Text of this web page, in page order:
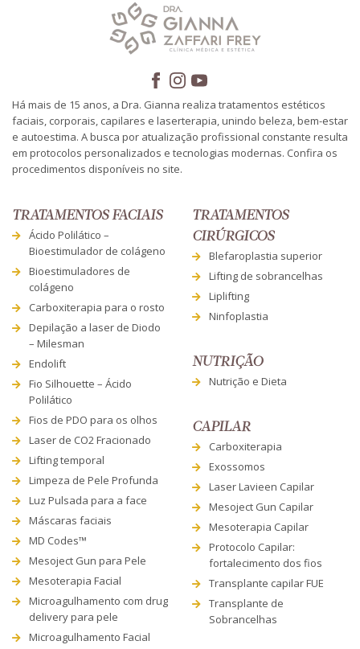
Há mais de 15 anos, a Dra. Gianna realiza tratamentos estéticos
faciais, corporais, capilares e laserterapia, unindo beleza, bem-estar
e autoestima. A busca por atualização profissional constante resulta
em protocolos personalizados e tecnologias modernas. Confira os
procedimentos disponíveis no site.
TRATAMENTOS FACIAIS
Ácido Polilático –
Bioestimulador de colágeno
Bioestimuladores de
colágeno
Carboxiterapia para o rosto
Depilação a laser de Diodo
– Milesman
Endolift
Fio Silhouette – Ácido
Polilático
Fios de PDO para os olhos
Laser de CO2 Fracionado
Lifting temporal
Limpeza de Pele Profunda
Luz Pulsada para a face
Máscaras faciais
MD Codes™
Mesoject Gun para Pele
Mesoterapia Facial
Microagulhamento com drug
delivery para pele
Microagulhamento Facial
TRATAMENTOS
CIRÚRGICOS
Blefaroplastia superior
Lifting de sobrancelhas
Liplifting
Ninfoplastia
NUTRIÇÃO
Nutrição e Dieta
CAPILAR
Carboxiterapia
Exossomos
Laser Lavieen Capilar
Mesoject Gun Capilar
Mesoterapia Capilar
Protocolo Capilar:
fortalecimento dos fios
Transplante capilar FUE
Transplante de
Sobrancelhas